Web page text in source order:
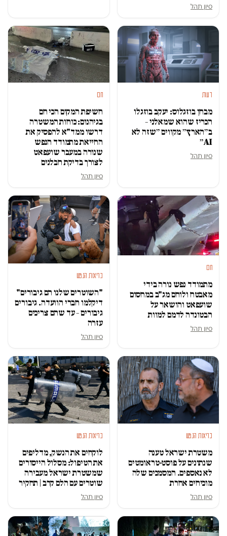
סיון תהל
דעות
מבחן בוזגלוס: יעקב בוזגלו
הכריז שהוא שמאלני –
ב״הארץ״ מקווים ״שזה לא
AI״
סיון תהל
חם
חשיפת המקום הכי חם
בגיהנום: כוחות המשטרה
דרשו ממד"א להפסיק את
החייאת מתמודד הנפש
שנורה במעבר שועפאט
לצורך בדיקת חבלנים
סיון תהל
חם
מתמודד נפש נורה בידי
מאבטח ולוחם מג"ב במחסום
שועפאט והושאר על
הבטונדה לדמם למוות
סיון תהל
בריאות הנפש
"השוטרים שלנו הם גיבורים"
דיקלמו חברי הוועדה. גיבורים
גיבורים – עד שהם צריכים
עזרה
סיון תהל
בריאות הנפש
משטרת ישראל טענה
שנתונים על פוסט-טראומטים
לא נאספים. המסמכים שלה
מוכיחים אחרת
סיון תהל
בריאות הנפש
לוקחים את הנשק, מדליפים
את הטיפול: מסלול הייסורים
שמשטרת ישראל מעבירה
שוטרים עם הלם קרב | תחקיר
סיון תהל